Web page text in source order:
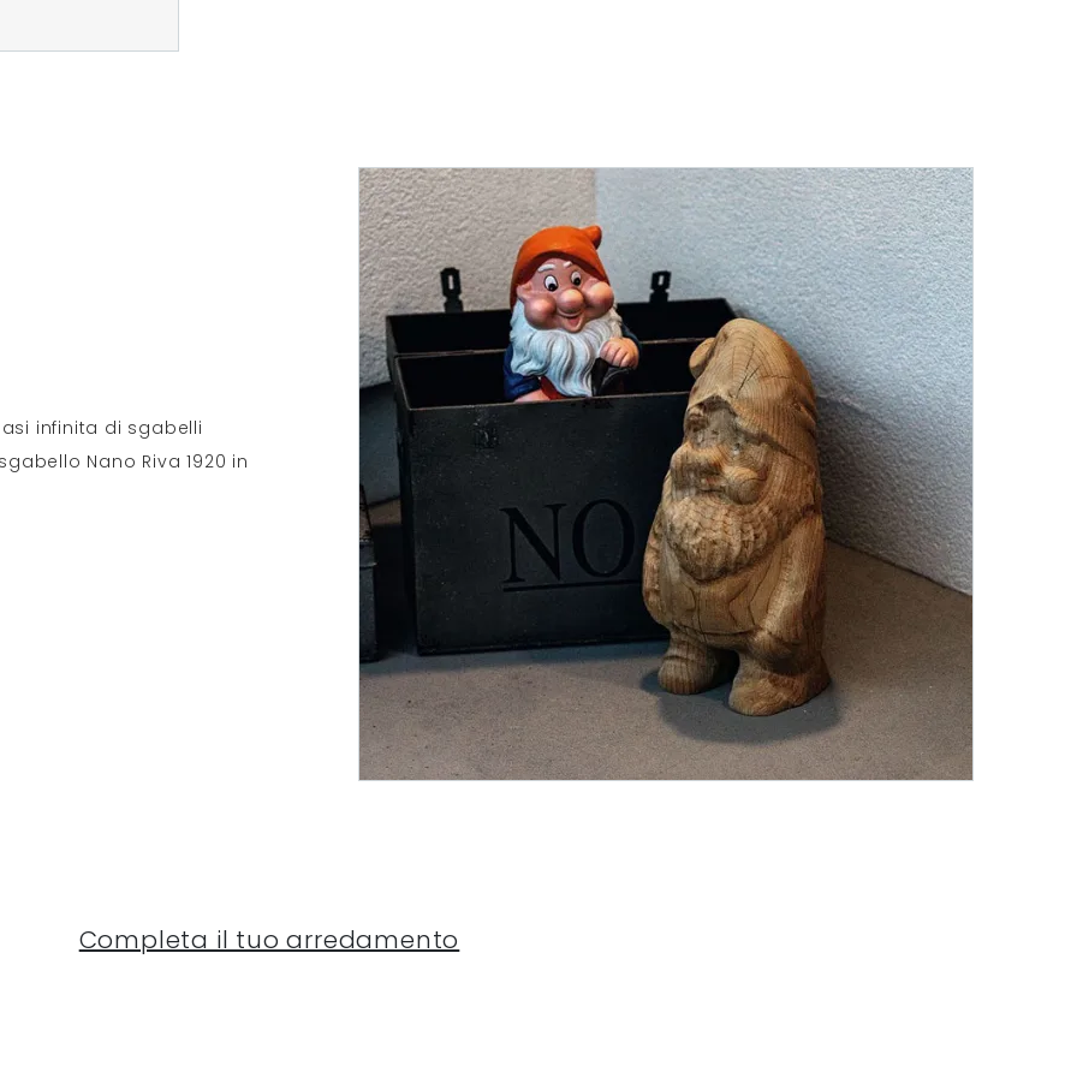
infinita di sgabelli
Nano Riva 1920 in
Completa il tuo arredamento